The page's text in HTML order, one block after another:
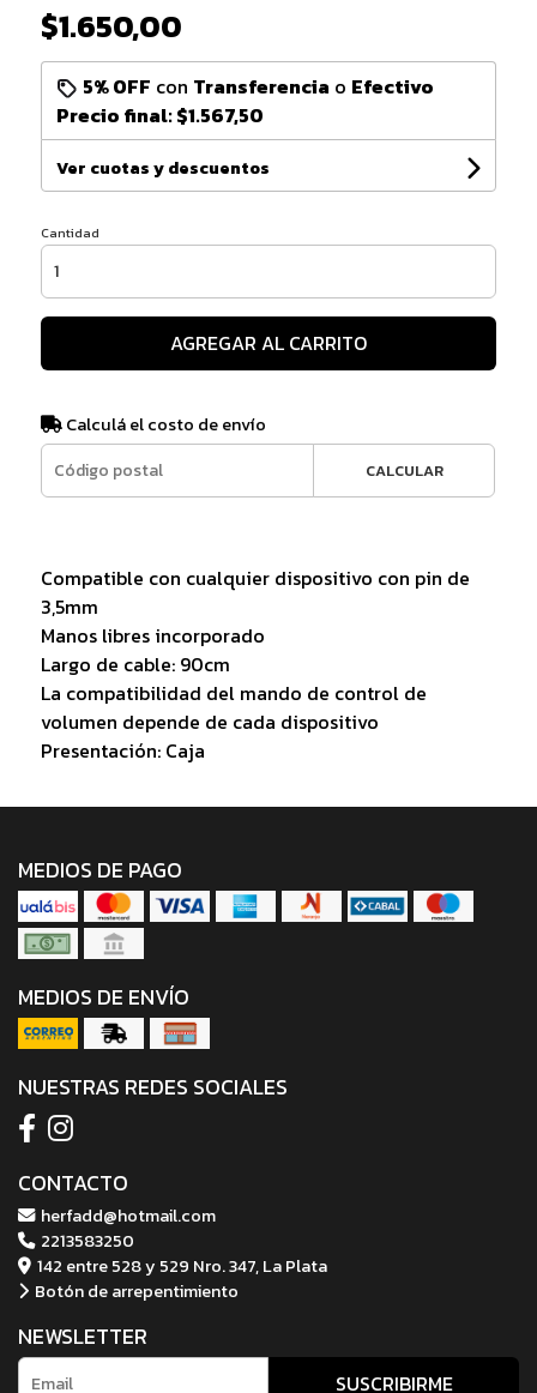
$1.650,00
5% OFF con Transferencia o Efectivo
Precio final:$1.567,50
Ver cuotas y descuentos
Cantidad
AGREGAR AL CARRITO
Calculá el costo de envío
CALCULAR
Compatible con cualquier dispositivo con pin de
3,5mm
Manos libres incorporado
Largo de cable: 90cm
La compatibilidad del mando de control de
volumen depende de cada dispositivo
Presentación: Caja
MEDIOS DE PAGO
MEDIOS DE ENVÍO
NUESTRAS REDES SOCIALES
CONTACTO
herfadd@hotmail.com
2213583250
142 entre 528 y 529 Nro. 347, La Plata
Botón de arrepentimiento
NEWSLETTER
SUSCRIBIRME